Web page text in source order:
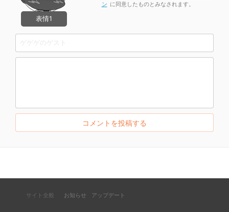
ン に同意したものとみなされます。
表情1
サイト全般 お知らせ アップデート